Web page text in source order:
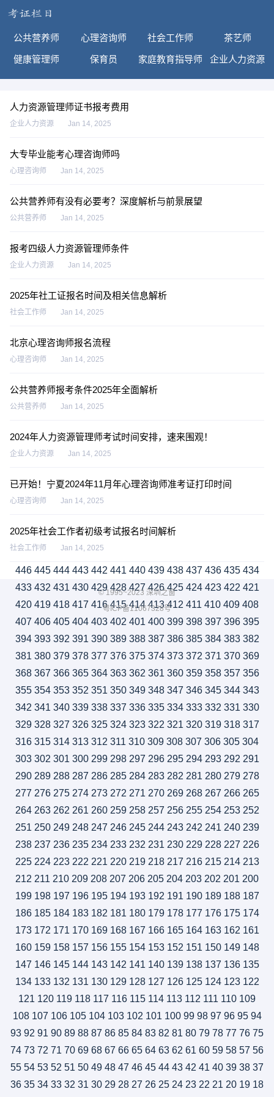
公共营养师 心理咨询师 社会工作师 茶艺师
健康管理师 保育员 家庭教育指导师 企业人力资源
人力资源管理师证书报考费用
企业人力资源 Jan 14, 2025
大专毕业能考心理咨询师吗
心理咨询师 Jan 14, 2025
公共营养师有没有必要考？深度解析与前景展望
公共营养师 Jan 14, 2025
报考四级人力资源管理师条件
企业人力资源 Jan 14, 2025
2025年社工证报名时间及相关信息解析
社会工作师 Jan 14, 2025
北京心理咨询师报名流程
心理咨询师 Jan 14, 2025
公共营养师报考条件2025年全面解析
公共营养师 Jan 14, 2025
2024年人力资源管理师考试时间安排，速来围观！
企业人力资源 Jan 14, 2025
已开始！宁夏2024年11月年心理咨询师准考证打印时间
心理咨询师 Jan 14, 2025
2025年社会工作者初级考试报名时间解析
社会工作师 Jan 14, 2025
446 445 444 443 442 441 440 439 438 437 436 435 434
433 432 431 430 429 428 427 426 425 424 423 422 421
420 419 418 417 416 415 414 413 412 411 410 409 408
407 406 405 404 403 402 401 400 399 398 397 396 395
394 393 392 391 390 389 388 387 386 385 384 383 382
381 380 379 378 377 376 375 374 373 372 371 370 369
368 367 366 365 364 363 362 361 360 359 358 357 356
355 354 353 352 351 350 349 348 347 346 345 344 343
342 341 340 339 338 337 336 335 334 333 332 331 330
329 328 327 326 325 324 323 322 321 320 319 318 317
316 315 314 313 312 311 310 309 308 307 306 305 304
303 302 301 300 299 298 297 296 295 294 293 292 291
290 289 288 287 286 285 284 283 282 281 280 279 278
277 276 275 274 273 272 271 270 269 268 267 266 265
264 263 262 261 260 259 258 257 256 255 254 253 252
251 250 249 248 247 246 245 244 243 242 241 240 239
238 237 236 235 234 233 232 231 230 229 228 227 226
225 224 223 222 221 220 219 218 217 216 215 214 213
212 211 210 209 208 207 206 205 204 203 202 201 200
199 198 197 196 195 194 193 192 191 190 189 188 187
186 185 184 183 182 181 180 179 178 177 176 175 174
173 172 171 170 169 168 167 166 165 164 163 162 161
160 159 158 157 156 155 154 153 152 151 150 149 148
147 146 145 144 143 142 141 140 139 138 137 136 135
134 133 132 131 130 129 128 127 126 125 124 123 122
121 120 119 118 117 116 115 114 113 112 111 110 109
108 107 106 105 104 103 102 101 100 99 98 97 96 95 94
93 92 91 90 89 88 87 86 85 84 83 82 81 80 79 78 77 76 75
74 73 72 71 70 69 68 67 66 65 64 63 62 61 60 59 58 57 56
55 54 53 52 51 50 49 48 47 46 45 44 43 42 41 40 39 38 37
36 35 34 33 32 31 30 29 28 27 26 25 24 23 22 21 20 19 18
© 1995~2023 深圳之窗
粤ICP备11067328号